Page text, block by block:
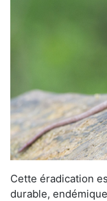
Cette éradication
durable,